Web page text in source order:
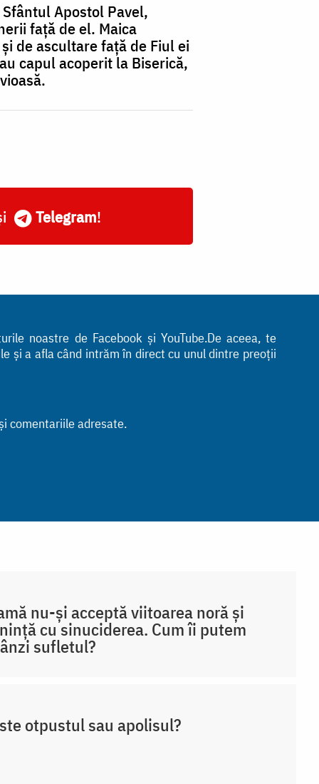
Apostol Pavel,
față de el. Maica
de ascultare față de Fiul ei
capul acoperit la Biserică,
Telegram!
noastre de Facebook și YouTube.De aceea, te
și a afla când intrăm în direct cu unul dintre preoții
comentariile adresate.
nu-și acceptă viitoarea noră și
cu sinuciderea. Cum îi putem
sufletul?
otpustul sau apolisul?